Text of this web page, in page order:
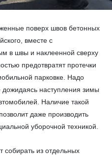
поверх швов бетонных
вместе с
в швы и наклеенной сверху
предотвратят протечки
парковке. Надо
дожидаясь наступления зимы
Наличие такой
даже производить
уборочной техникой.
собирать из отдельных